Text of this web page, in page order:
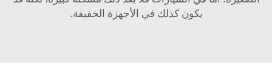
يكون كذلك في الأجهزة الخفيفة.